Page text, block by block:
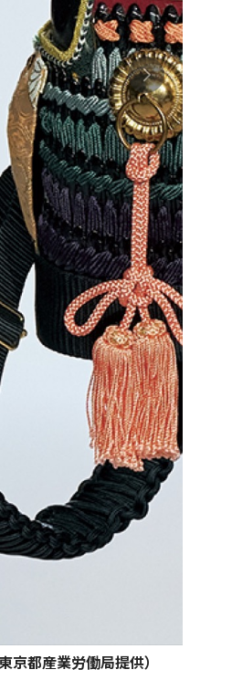
京都産業労働局提供）